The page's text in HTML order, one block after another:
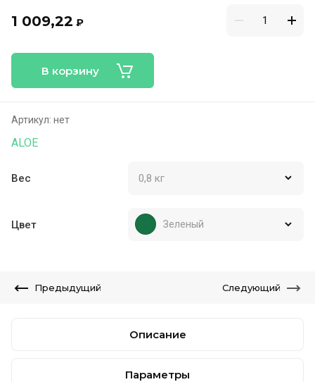
1 009,22 ₽
В корзину
Артикул: нет
ALOE
Вес
Цвет Зеленый
Предыдущий Следующий
Описание
Параметры